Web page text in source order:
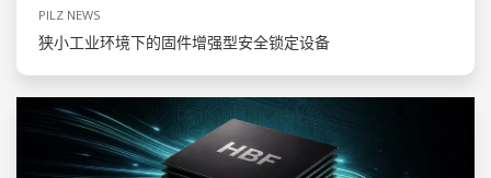
PILZ NEWS
狭小工业环境下的固件增强型安全锁定设备